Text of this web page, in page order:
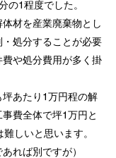
の1程度でした。
材を産業廃棄物とし
処分することが必要
や処分費用が多く掛
あたり1万円程の解
費全体で坪1万円と
しいと思います。
れば別ですが）